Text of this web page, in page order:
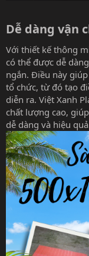
Dễ dàng vận
Với thiết kế thông
có thể được dễ
ngắn. Điều này
tổ chức, từ đó tạo
diễn ra. Việt Xanh
chất lượng cao,
dễ dàng và hiệu